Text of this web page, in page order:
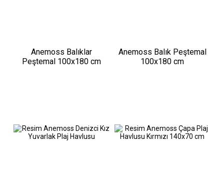
Anemoss Balıklar
Peştemal 100x180 cm
Anemoss Balık Peştemal
100x180 cm